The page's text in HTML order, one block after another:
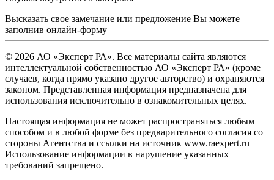
Высказать свое замечание или предложение Вы можете
заполнив онлайн-форму
© 2026 АО «Эксперт РА». Все материалы сайта являются
интеллектуальной собственностью АО «Эксперт РА» (кроме
случаев, когда прямо указано другое авторство) и охраняются
законом. Представленная информация предназначена для
использования исключительно в ознакомительных целях.
Настоящая информация не может распространяться любым
способом и в любой форме без предварительного согласия со
стороны Агентства и ссылки на источник www.raexpert.ru
Использование информации в нарушение указанных
требований запрещено.